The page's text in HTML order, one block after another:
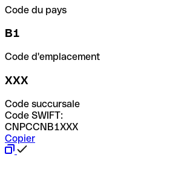
Code du pays
B1
Code d'emplacement
XXX
Code succursale
Code SWIFT:
CNPCCNB1XXX
Copier